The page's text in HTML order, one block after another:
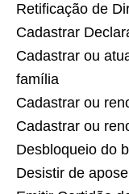
Retificação de
Cadastrar
Cadastrar ou
família
Cadastrar ou
Cadastrar ou
Desbloqueio do
Desistir de